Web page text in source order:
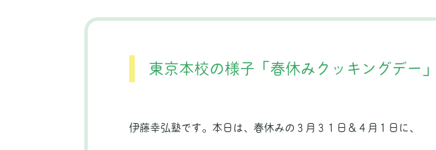
東京本校の様子「春休みクッキングデー」
伊藤幸弘塾です。本日は、春休みの３月３１日＆４月１日に、